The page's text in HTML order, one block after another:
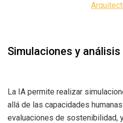
Simulaciones y
La IA permite realizar
allá de las capacidades
evaluaciones de sostenibilidad,